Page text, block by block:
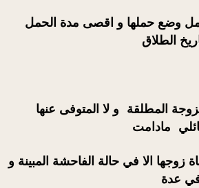
وضع حملها و اقصى مدة الحمل
المطلقة و لا المتوفى عنها
مادامت
زوجها الا في حالة الفاحشة المبينة و
عدة